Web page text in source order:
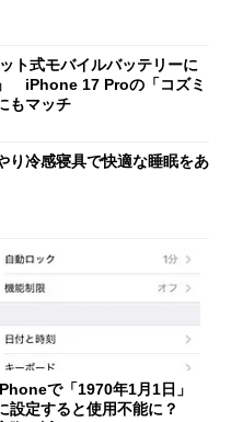
ト式モバイルバッテリーに
iPhone 17 Proの「コズミ
もマッチ
り冷感寝具で快適な睡眠をあ
で「1970年1月1日」
設定すると使用不能に？